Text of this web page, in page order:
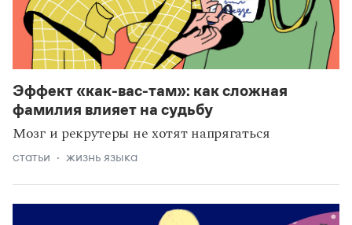
Эффект «как-вас-там»: как сложная
фамилия влияет на судьбу
Мозг и рекрутеры не хотят напрягаться
статьи жизнь языка